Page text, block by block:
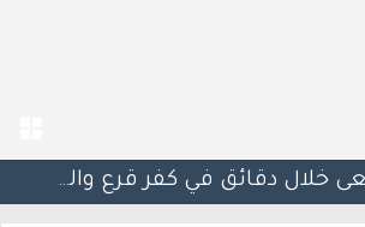
مصرع الفتى محمد جمعة القرناوي (17 عامًا) في حادث سير مروّع في عرعرة النقب